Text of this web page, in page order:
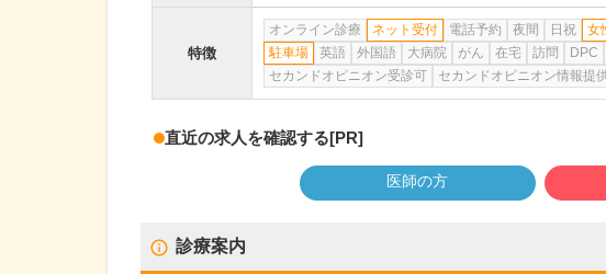
特徴
オンライン診療 ネット受付 電話予約 夜間 日祝 女
駐車場
英語 外国語 大病院 がん 在宅 訪問 DPC
セカンドオピニオン受診可
セカンドオピニオン情報提
直近の求人を確認する[PR]
医師の方
診療案内